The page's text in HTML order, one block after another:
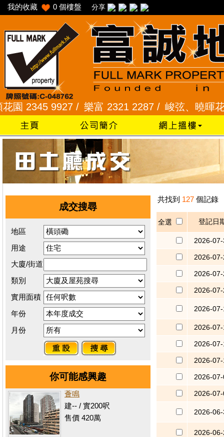
我的收藏 0 個樓盤 分享
2345 9927 /樂富 2321 2287 /峻弦、曉暉花園
成交搜尋
地區
用途
大廈/街道
類別
實用面積
年份
月份
你可能感興趣
薈鳴
建-- / 實200呎
售價 420萬
共找到 127 個記錄
全選 登記日
2026-
2026-
2026-
2026-
2026-
2026-
2026-
2026-
2026-
2026-
2026-
2026-